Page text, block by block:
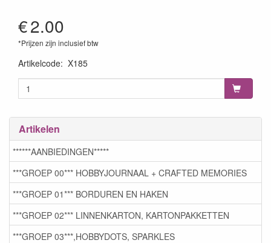
€2.00
*Prijzen zijn inclusief btw
Artikelcode: X185
Artikelen
******AANBIEDINGEN*****
***GROEP 00*** HOBBYJOURNAAL + CRAFTED MEMORIES
***GROEP 01*** BORDUREN EN HAKEN
***GROEP 02*** LINNENKARTON, KARTONPAKKETTEN
***GROEP 03***,HOBBYDOTS, SPARKLES